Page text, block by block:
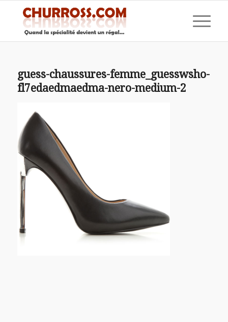
guess-chaussures-femme_guesswsho-
fl7edaedmaedma-nero-medium-2